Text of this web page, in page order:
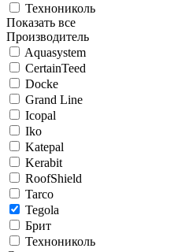
Технониколь
Показать все
Производитель
Aquasystem
CertainTeed
Docke
Grand Line
Icopal
Iko
Katepal
Kerabit
RoofShield
Tarco
Tegola
Брит
Технониколь